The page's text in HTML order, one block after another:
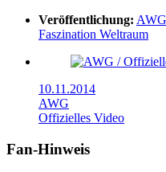
Veröffentlichung: AWG
Faszination Weltraum
10.11.2014
AWG
Offizielles Video
Fan-Hinweis